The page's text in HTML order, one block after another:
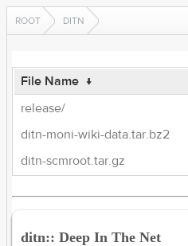
ROOT DITN
File Name ↓
release/
ditn-moni-wiki-data.tar.bz2
ditn-scmroot.tar.gz
ditn:: Deep In The Net